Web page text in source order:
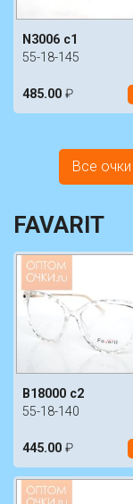
N3006 c1
55-18-145
485.00 ₽
Все очки
FAVARIT
B18000 c2
55-18-140
445.00 ₽